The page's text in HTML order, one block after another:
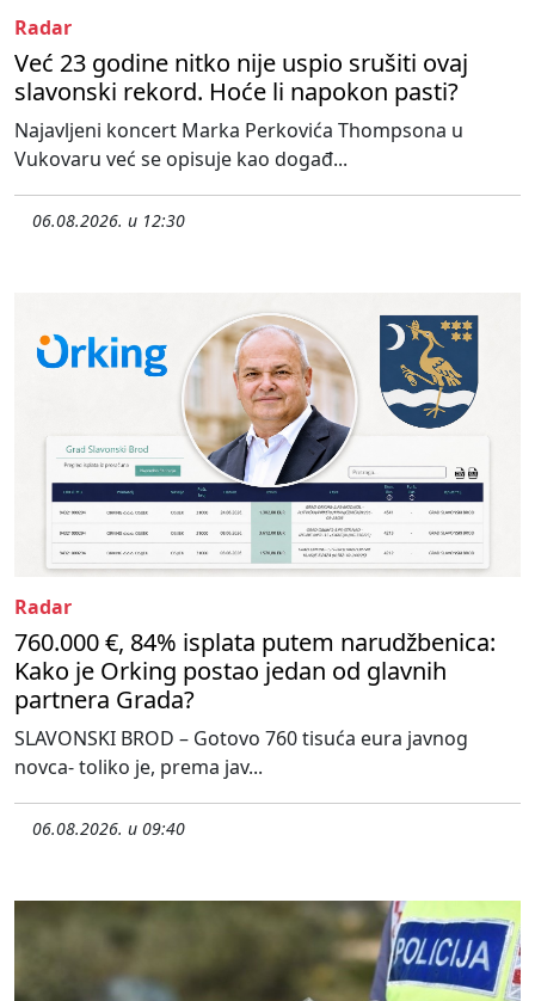
Radar
Već 23 godine nitko nije uspio srušiti ovaj
slavonski rekord. Hoće li napokon pasti?
Najavljeni koncert Marka Perkovića Thompsona u
Vukovaru već se opisuje kao događ...
06.08.2026. u 12:30
Radar
760.000 €, 84% isplata putem narudžbenica:
Kako je Orking postao jedan od glavnih
partnera Grada?
SLAVONSKI BROD – Gotovo 760 tisuća eura javnog
novca- toliko je, prema jav...
06.08.2026. u 09:40